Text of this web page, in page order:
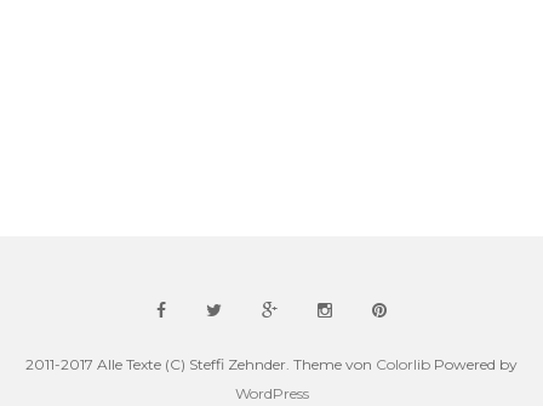
2011-2017 Alle Texte (C) Steffi Zehnder. Theme von Colorlib Powered by
WordPress